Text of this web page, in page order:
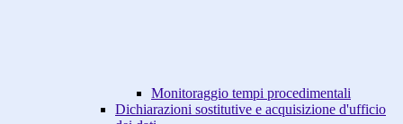
Monitoraggio tempi procedimentali
Dichiarazioni sostitutive e acquisizione d'ufficio